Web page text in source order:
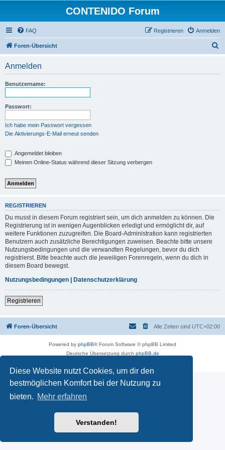
Diese Website nutzt Cookies, um dir den
bestmöglichen Komfort bei der Nutzung zu
bieten. Mehr erfahren
Verstanden!
CONTENIDO Forum
FAQ Anmelden
Registrieren
Foren-Übersicht
Anmelden
Benutzername:
Passwort:
Ich habe mein Passwort vergessen
Die Aktivierungs-E-Mail erneut senden
Angemeldet bleiben
Meinen Online-Status während dieser Sitzung verbergen
REGISTRIEREN
Du musst in diesem Forum registriert sein, um dich anmelden zu können. Die
Registrierung ist in wenigen Augenblicken erledigt und ermöglicht dir, auf
weitere Funktionen zuzugreifen. Die Board-Administration kann registrierten
Benutzern auch zusätzliche Berechtigungen zuweisen. Beachte bitte unsere
Nutzungsbedingungen und die verwandten Regelungen, bevor du dich
registrierst. Bitte beachte auch die jeweiligen Forenregeln, wenn du dich in
diesem Board bewegst.
Nutzungsbedingungen | Datenschutzerklärung
Registrieren
Foren-Übersicht Alle Zeiten sind UTC+02:00
Powered by phpBB® Forum Software © phpBB Limited
Deutsche Übersetzung durch phpBB.de